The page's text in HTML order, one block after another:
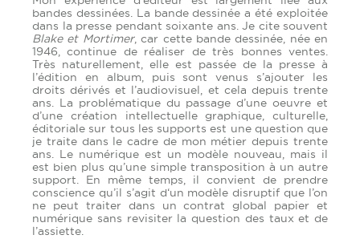
bandes dessinées. La bande dessinée a été exploitée
dans la presse pendant soixante ans. Je cite souvent
Blake et Mortimer, car cette bande dessinée, née en
1946, continue de réaliser de très bonnes ventes.
Très naturellement, elle est passée de la presse à
l’édition en album, puis sont venus s’ajouter les
droits dérivés et l’audiovisuel, et cela depuis trente
ans. La problématique du passage d’une oeuvre et
d’une création intellectuelle graphique, culturelle,
éditoriale sur tous les supports est une question que
je traite dans le cadre de mon métier depuis trente
ans. Le numérique est un modèle nouveau, mais il
est bien plus qu’une simple transposition à un autre
support. En même temps, il convient de prendre
conscience qu’il s’agit d‘un modèle disruptif que l’on
ne peut traiter dans un contrat global papier et
numérique sans revisiter la question des taux et de
l’assiette.